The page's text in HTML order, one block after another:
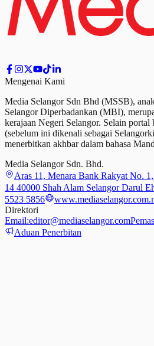
Mengenai Kami
Media Selangor Sdn Bhd (MSSB),
Selangor Diperbadankan (MBI),
kerajaan Negeri Selangor. Selain portal
(sebelum ini dikenali sebagai
menerbitkan akhbar dalam bahasa
Media Selangor Sdn. Bhd.
Aras 11, Menara Bank Rakyat No.
14 40000 Shah Alam Selangor Darul
5523 5856
Direktori
Email:editor@mediaselangor.com
Aduan Penerbitan